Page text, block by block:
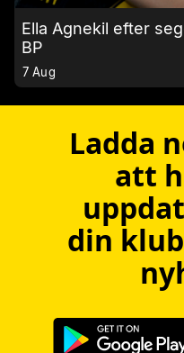
Ella Agnekil efter
BP
7 Aug
Ladda
att
din